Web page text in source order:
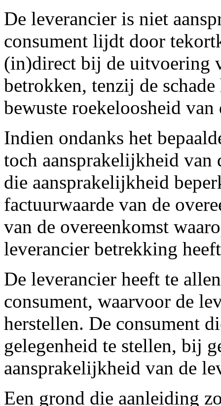
De leverancier is niet
consument lijdt door
(in)direct bij de uitvoering
betrokken, tenzij de
bewuste roekeloosheid van
Indien ondanks het
toch aansprakelijkheid van
die aansprakelijkheid
factuurwaarde van de
van de overeenkomst
leverancier betrekking
De leverancier heeft te
consument, waarvoor de
herstellen. De consument
gelegenheid te stellen, bij
aansprakelijkheid van de
Een grond die aanleiding